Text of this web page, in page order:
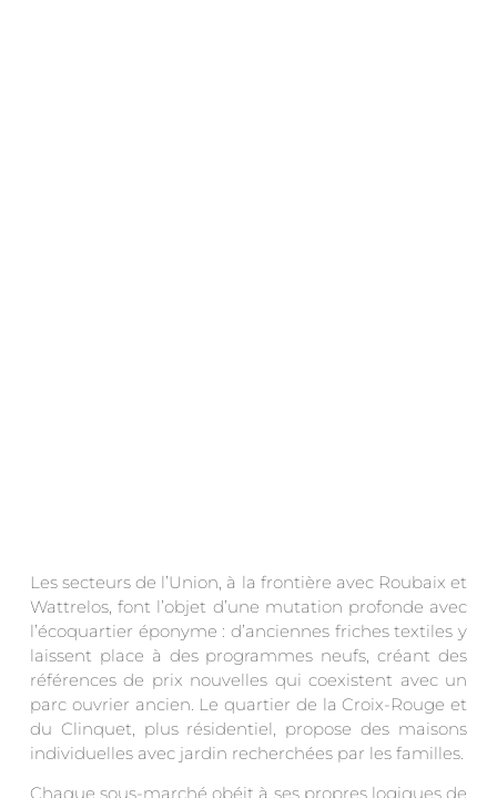
Les secteurs de l’Union, à la frontière avec Roubaix et
Wattrelos, font l’objet d’une mutation profonde avec
l’écoquartier éponyme : d’anciennes friches textiles y
laissent place à des programmes neufs, créant des
références de prix nouvelles qui coexistent avec un
parc ouvrier ancien. Le quartier de la Croix-Rouge et
du Clinquet, plus résidentiel, propose des maisons
individuelles avec jardin recherchées par les familles.
Chaque sous-marché obéit à ses propres logiques de